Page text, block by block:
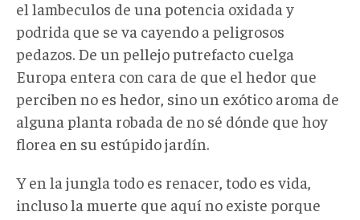
el lambeculos de una potencia oxidada y
podrida que se va cayendo a peligrosos
pedazos. De un pellejo putrefacto cuelga
Europa entera con cara de que el hedor que
perciben no es hedor, sino un exótico aroma de
alguna planta robada de no sé dónde que hoy
florea en su estúpido jardín.
Y en la jungla todo es renacer, todo es vida,
incluso la muerte que aquí no existe porque